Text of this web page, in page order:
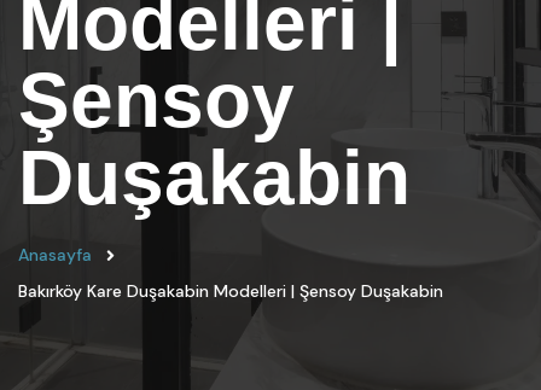
Modelleri |
Şensoy
Duşakabin
Anasayfa
Bakırköy Kare Duşakabin Modelleri | Şensoy Duşakabin